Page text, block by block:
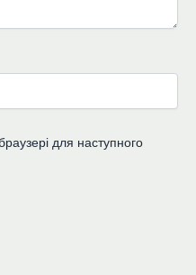
для наступного